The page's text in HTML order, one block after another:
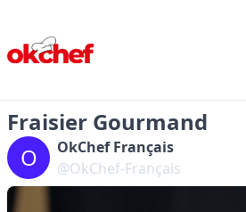
Fraisier Gourmand
O
OkChef Français
@OkChef-Français